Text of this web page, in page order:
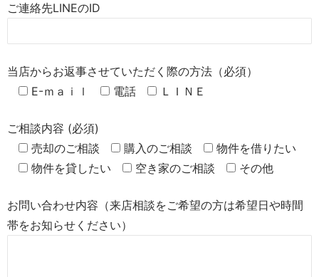
ご連絡先LINEのID
当店からお返事させていただく際の方法（必須）
E-ｍａｉｌ
電話 ＬＩＮＥ
ご相談内容 (必須)
売却のご相談
購入のご相談
物件を借りたい
物件を貸したい
空き家のご相談 その他
お問い合わせ内容（来店相談をご希望の方は希望日や時間
帯をお知らせください）